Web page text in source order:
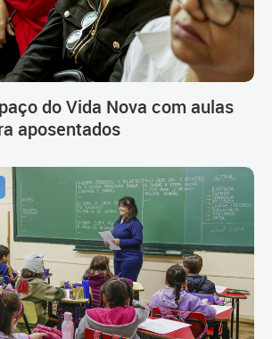
do Vida Nova com aulas
aposentados